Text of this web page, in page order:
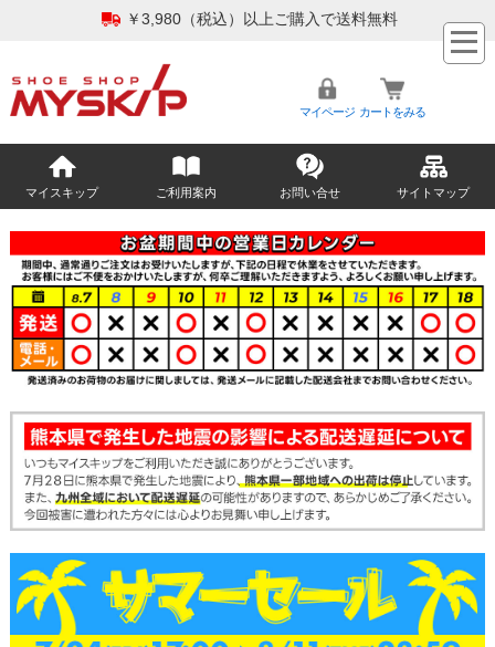
￥3,980（税込）以上ご購入で送料無料
マイページ カートをみる
マイスキップ ご利用案内 お問い合せ サイトマップ